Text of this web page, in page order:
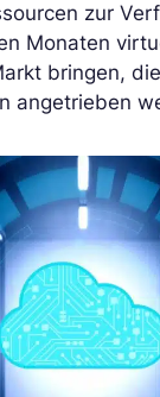
zur
Monaten
bringen,
angetrieben